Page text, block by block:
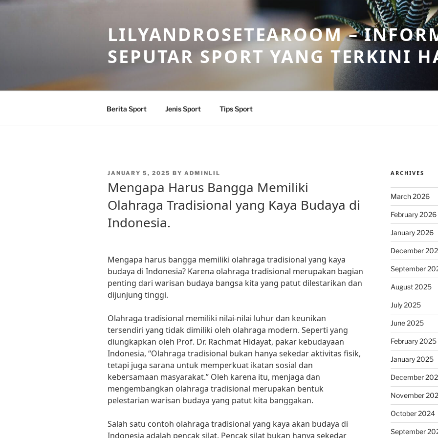
Skip
LILYANDROSETEAROOM –
SEPUTAR SPORT YANG TERKINI
Berita Sport Jenis Sport Tips Sport
POSTED
JANUARY 5, 2025 BY ADMINLIL
Mengapa Harus Bangga Memiliki
Olahraga Tradisional yang Kaya Budaya di
Indonesia.
Mengapa harus bangga memiliki olahraga tradisional yang kaya
budaya di Indonesia? Karena olahraga tradisional merupakan bagian
penting dari warisan budaya bangsa kita yang patut dilestarikan dan
dijunjung tinggi.
Olahraga tradisional memiliki nilai-nilai luhur dan keunikan
tersendiri yang tidak dimiliki oleh olahraga modern. Seperti yang
diungkapkan oleh Prof. Dr. Rachmat Hidayat, pakar kebudayaan
Indonesia, “Olahraga tradisional bukan hanya sekedar aktivitas fisik,
tetapi juga sarana untuk memperkuat ikatan sosial dan
kebersamaan masyarakat.” Oleh karena itu, menjaga dan
mengembangkan olahraga tradisional merupakan bentuk
pelestarian warisan budaya yang patut kita banggakan.
Salah satu contoh olahraga tradisional yang kaya akan budaya di
Indonesia adalah pencak silat. Pencak silat bukan hanya sekedar
ARCHIVES
March 2026
February 2026
January 2026
December
September
August 2025
July 2025
June 2025
February 2025
January 2025
December
November
October 2024
September